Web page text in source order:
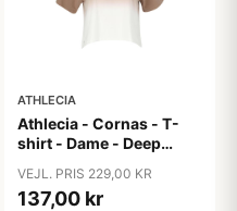
ATHLECIA
Athlecia - Cornas - T-
shirt - Dame - Deep
VEJL. PRIS 229,00 KR
137,00 kr